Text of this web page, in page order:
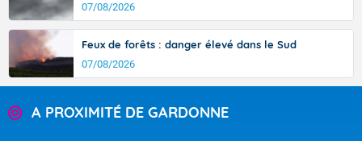
07/08/2026
Feux de forêts : danger élevé dans le Sud
07/08/2026
A PROXIMITÉ DE GARDONNE